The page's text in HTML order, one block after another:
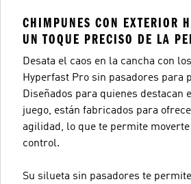
CHIMPUNES CON EXTERIOR
UN TOQUE PRECISO DE LA
Desata el caos en la cancha con
Hyperfast Pro sin pasadores para
Diseñados para quienes destacan
juego, están fabricados para
agilidad, lo que te permite moverte
control.
Su silueta sin pasadores te